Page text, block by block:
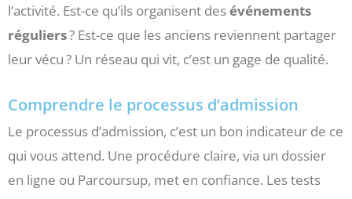
l’activité. Est-ce qu’ils organisent desévénements
réguliers? Est-ce que les anciens reviennent partager
leur vécu ? Un réseau qui vit, c’est un gage de qualité.
Comprendre le processus d’admission
Le processus d’admission, c’est un bon indicateur de ce
qui vous attend. Une procédure claire, via un dossier
en ligne ou Parcoursup, met en confiance. Les tests